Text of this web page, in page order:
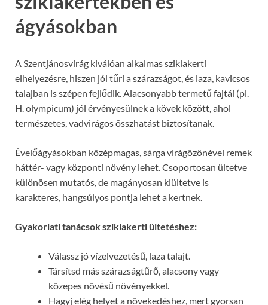
ágyásokban
A Szentjánosvirág kiválóan alkalmas sziklakerti
elhelyezésre, hiszen jól tűri a szárazságot, és laza, kavicsos
talajban is szépen fejlődik. Alacsonyabb termetű fajtái (pl.
H. olympicum) jól érvényesülnek a kövek között, ahol
természetes, vadvirágos összhatást biztosítanak.
Évelőágyásokban középmagas, sárga virágözönével remek
háttér- vagy központi növény lehet. Csoportosan ültetve
különösen mutatós, de magányosan kiültetve is
karakteres, hangsúlyos pontja lehet a kertnek.
Gyakorlati tanácsok sziklakerti ültetéshez:
Válassz jó vízelvezetésű, laza talajt.
Társítsd más szárazságtűrő, alacsony vagy
közepes növésű növényekkel.
Hagyj elég helyet a növekedéshez, mert gyorsan